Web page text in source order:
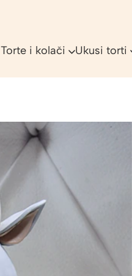
Torte i kolači Ukusi torti